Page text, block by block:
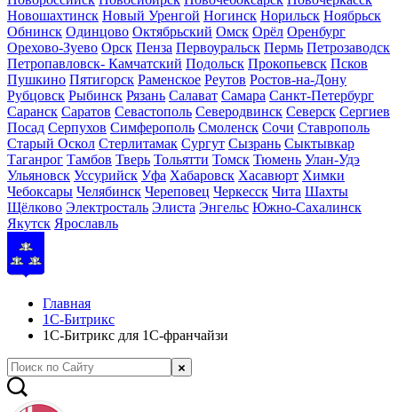
Новошахтинск Новый Уренгой Ногинск Норильск Ноябрьск
Обнинск Одинцово Октябрьский Омск Орёл Оренбург
Орехово-Зуево Орск Пенза Первоуральск Пермь Петрозаводск
Петропавловск- Камчатский Подольск Прокопьевск Псков
Пушкино Пятигорск Раменское Реутов Ростов-на-Дону
Рубцовск Рыбинск Рязань Салават Самара Санкт-Петербург
Саранск Саратов Севастополь Северодвинск Северск Сергиев
Посад Серпухов Симферополь Смоленск Сочи Ставрополь
Старый Оскол Стерлитамак Сургут Сызрань Сыктывкар
Таганрог Тамбов Тверь Тольятти Томск Тюмень Улан-Удэ
Ульяновск Уссурийск Уфа Хабаровск Хасавюрт Химки
Чебоксары Челябинск Череповец Черкесск Чита Шахты
Щёлково Электросталь Элиста Энгельс Южно-Сахалинск
Якутск Ярославль
Главная
1С-Битрикс
1С-Битрикс для 1С-франчайзи